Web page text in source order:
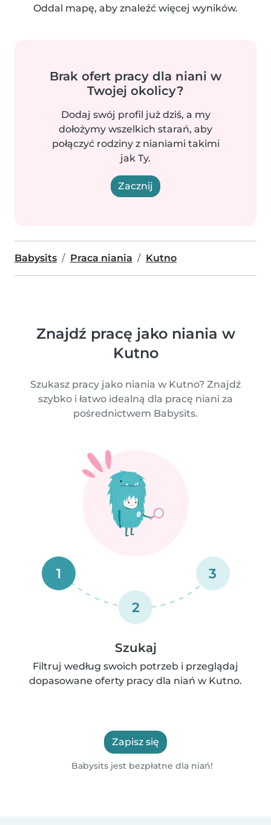
Oddal mapę, aby znaleźć więcej wyników.
Brak ofert pracy dla niani w
Twojej okolicy?
Dodaj swój profil już dziś, a my
dołożymy wszelkich starań, aby
połączyć rodziny z nianiami takimi
jak Ty.
Zacznij
Babysits Praca niania Kutno
Znajdź pracę jako niania w
Kutno
Szukasz pracy jako niania w Kutno? Znajdź
szybko i łatwo idealną dla pracę niani za
pośrednictwem Babysits.
1
2
3
Szukaj
Filtruj według swoich potrzeb i przeglądaj
dopasowane oferty pracy dla niań w Kutno.
Zapisz się
Babysits jest bezpłatne dla niań!